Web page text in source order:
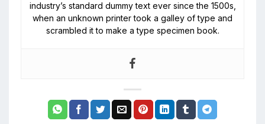
industry’s standard dummy text ever since the 1500s,
when an unknown printer took a galley of type and
scrambled it to make a type specimen book.